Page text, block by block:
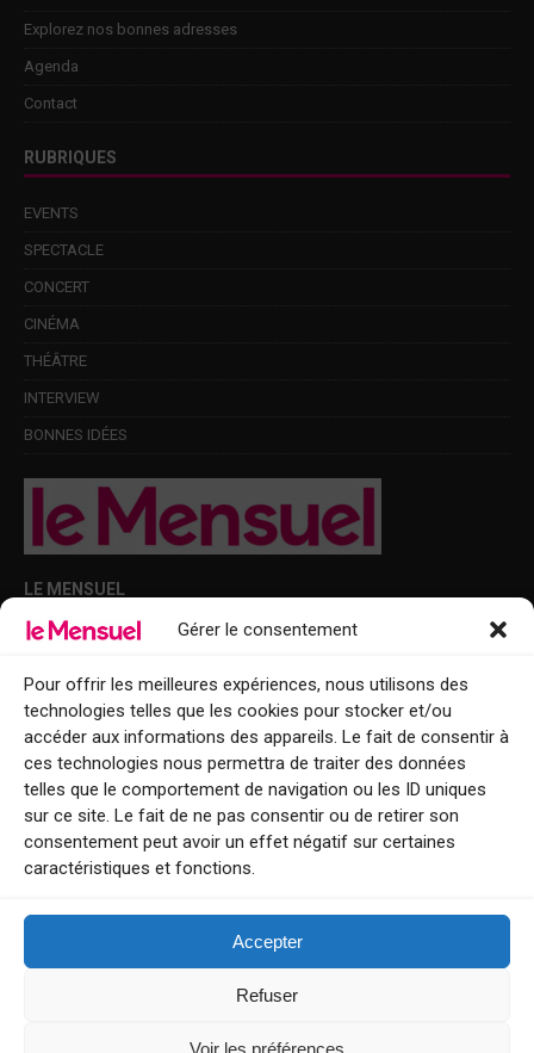
Gérer le consentement
Pour offrir les meilleures expériences, nous utilisons des
technologies telles que les cookies pour stocker et/ou
accéder aux informations des appareils. Le fait de consentir à
ces technologies nous permettra de traiter des données
telles que le comportement de navigation ou les ID uniques
sur ce site. Le fait de ne pas consentir ou de retirer son
consentement peut avoir un effet négatif sur certaines
caractéristiques et fonctions.
Accepter
Refuser
Voir les préférences
Explorez nos bonnes adresses
Agenda
Contact
RUBRIQUES
EVENTS
SPECTACLE
CONCERT
CINÉMA
THÉÂTRE
INTERVIEW
BONNES IDÉES
LE MENSUEL
Points de diffusion Var et Alpes-Maritimes : oû trouver Le Mensuel ?
Le Mensuel en PDF : consultez le magazine en ligne
Qui sommes-nous ?
BFM Top Sorties
EVENT
Tourisme week-end : envie de vous évader le temps d’un week-end ou
Explorez nos bonnes adresses
Contact